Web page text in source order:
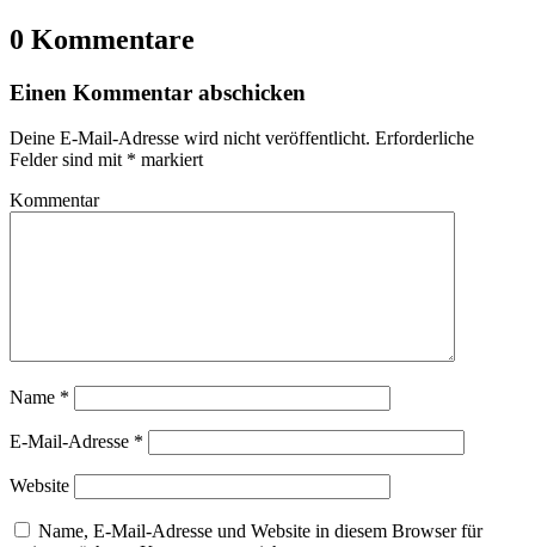
0 Kommentare
Einen Kommentar abschicken
Deine E-Mail-Adresse wird nicht veröffentlicht. Erforderliche
Felder sind mit * markiert
Kommentar
Name *
E-Mail-Adresse *
Website
Name, E-Mail-Adresse und Website in diesem Browser für